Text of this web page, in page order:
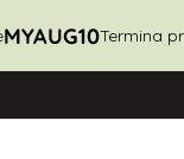
MYAUG10Termina